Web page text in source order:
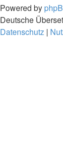
Powered by
Deutsche
Datenschutz |